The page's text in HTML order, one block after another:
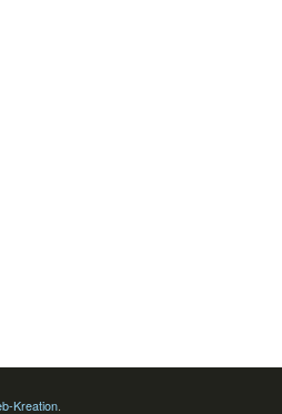
Kreation.